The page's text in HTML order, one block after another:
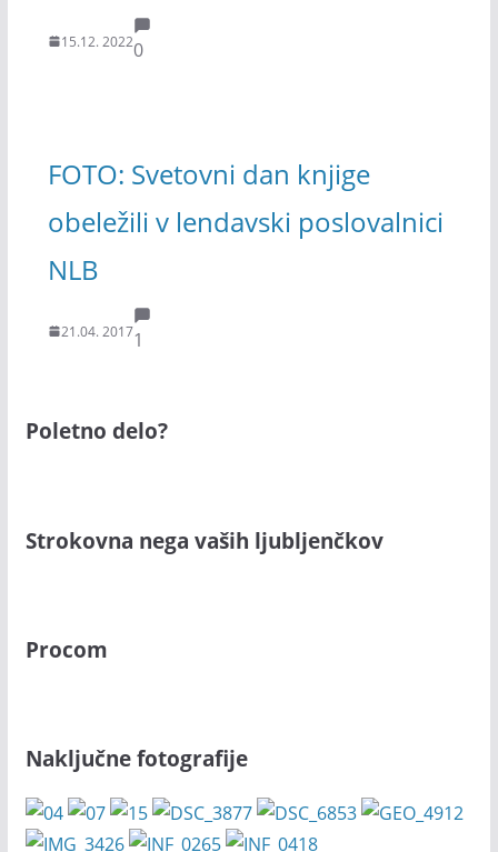
15.12. 20220
FOTO: Svetovni dan knjige
obeležili v lendavski poslovalnici
NLB
21.04. 20171
Poletno delo?
Strokovna nega vaših ljubljenčkov
Procom
Naključne fotografije